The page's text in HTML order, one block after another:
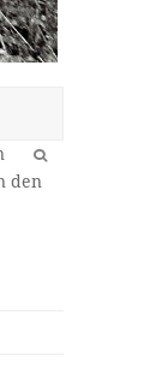
OK